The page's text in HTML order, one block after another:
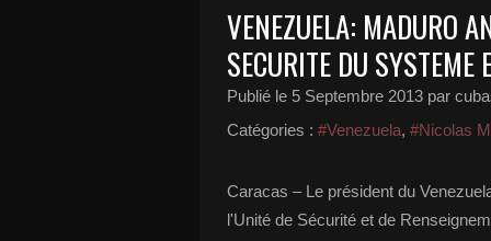
VENEZUELA: MADURO
SECURITE DU SYSTEME
Publié le 5 Septembre 2013 par
Catégories : #Venezuela, #Nicolas
Caracas – Le président du
l'Unité de Sécurité et de